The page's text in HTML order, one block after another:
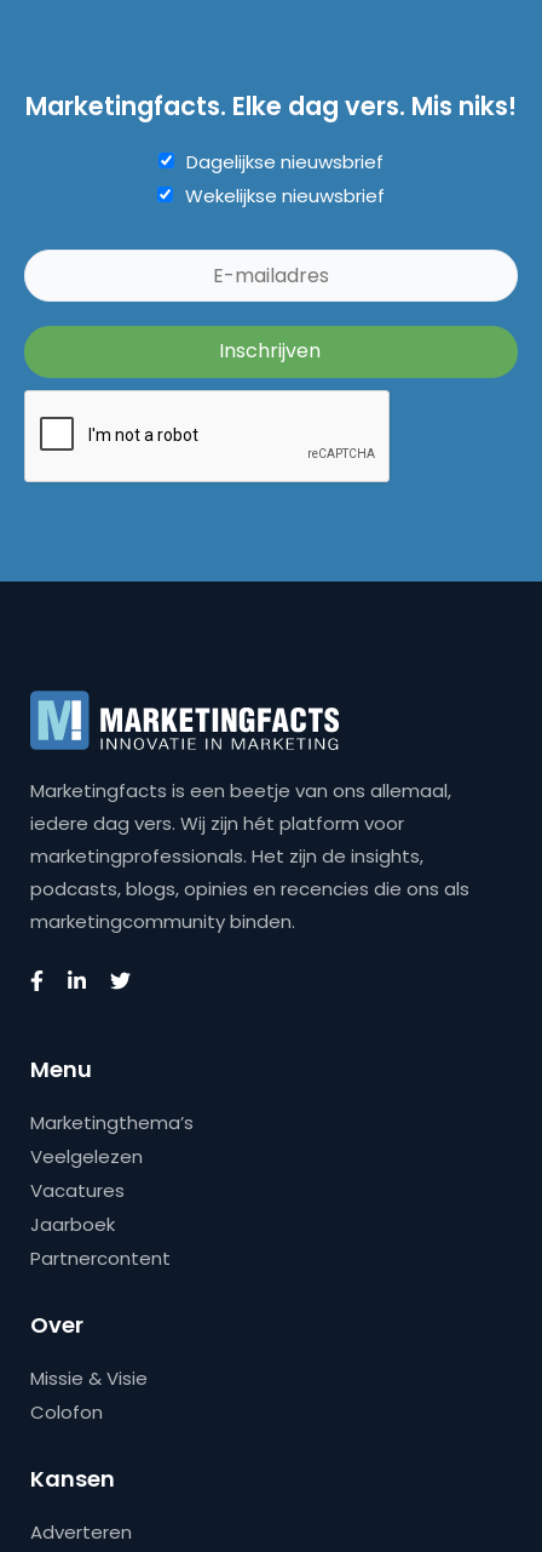
Marketingfacts. Elke dag vers. Mis niks!
Dagelijkse nieuwsbrief
Wekelijkse nieuwsbrief
Marketingfacts is een beetje van ons allemaal,
iedere dag vers. Wij zijn hét platform voor
marketingprofessionals. Het zijn de insights,
podcasts, blogs, opinies en recencies die ons als
marketingcommunity binden.
Menu
Marketingthema’s
Veelgelezen
Vacatures
Jaarboek
Partnercontent
Over
Missie & Visie
Colofon
Kansen
Adverteren